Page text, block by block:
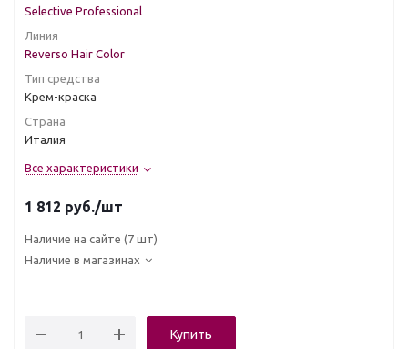
Selective Professional
Линия
Reverso Hair Color
Тип средства
Крем-краска
Страна
Италия
Все характеристики
1 812 руб./шт
Наличие на сайте (7 шт)
Наличие в магазинах
Купить